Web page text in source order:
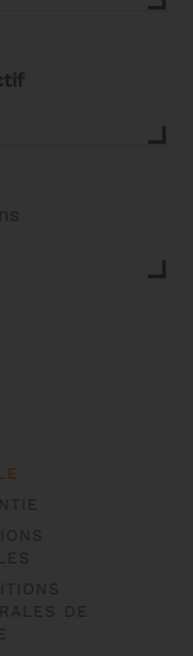
DE